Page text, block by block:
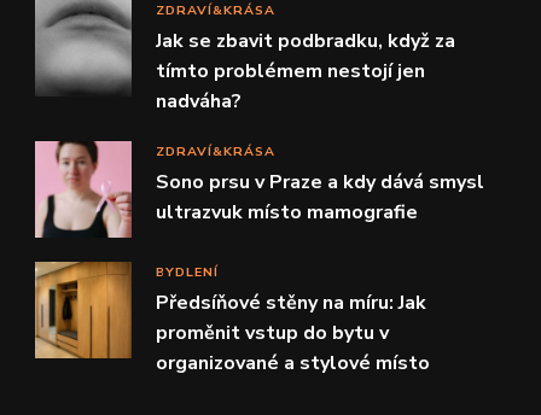
ZDRAVÍ&KRÁSA
Jak se zbavit podbradku, když za
tímto problémem nestojí jen
nadváha?
ZDRAVÍ&KRÁSA
Sono prsu v Praze a kdy dává smysl
ultrazvuk místo mamografie
BYDLENÍ
Předsíňové stěny na míru: Jak
proměnit vstup do bytu v
organizované a stylové místo